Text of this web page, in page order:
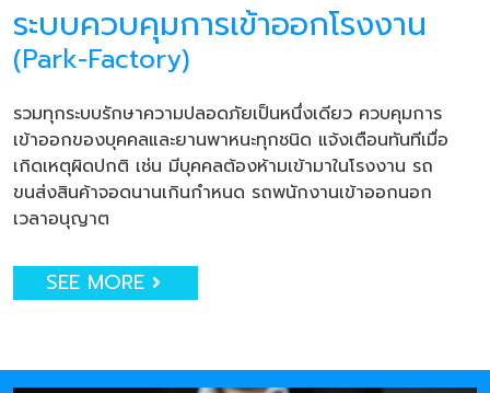
ระบบควบคุมการเข้าออกโรงงาน
(Park-Factory)
รวมทุกระบบรักษาความปลอดภัยเป็นหนึ่งเดียว ควบคุมการ
เข้าออกของบุคคลและยานพาหนะทุกชนิด แจ้งเตือนทันทีเมื่อ
เกิดเหตุผิดปกติ เช่น มีบุคคลต้องห้ามเข้ามาในโรงงาน รถ
ขนส่งสินค้าจอดนานเกินกำหนด รถพนักงานเข้าออกนอก
เวลาอนุญาต
SEE MORE